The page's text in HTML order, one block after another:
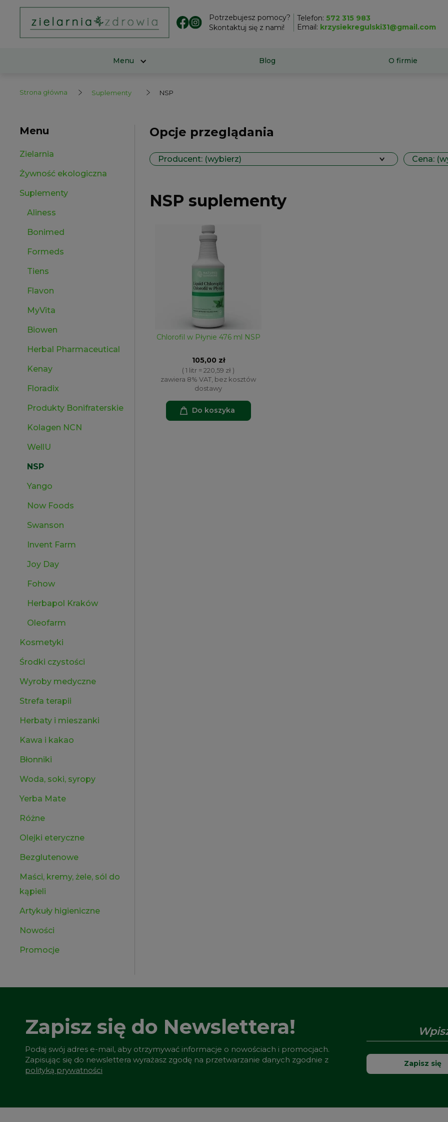
Potrzebujesz pomocy?
Skontaktuj się z nami!
Telefon: 572 315 983
Email: krzysiekregulski31@gmail.com
Menu Blog O firmie
Strona główna Suplementy NSP
Menu
Zielarnia
Żywność ekologiczna
Suplementy
Aliness
Bonimed
Formeds
Tiens
Flavon
MyVita
Biowen
Herbal Pharmaceutical
Kenay
Floradix
Produkty Bonifraterskie
Kolagen NCN
WellU
NSP
Yango
Now Foods
Swanson
Invent Farm
Joy Day
Fohow
Herbapol Kraków
Oleofarm
Kosmetyki
Środki czystości
Wyroby medyczne
Strefa terapii
Herbaty i mieszanki
Kawa i kakao
Błonniki
Woda, soki, syropy
Yerba Mate
Różne
Olejki eteryczne
Bezglutenowe
Maści, kremy, żele, sól do
kąpieli
Artykuły higieniczne
Nowości
Promocje
Opcje przeglądania
Producent: (wybierz) Cena:
NSP suplementy
Chlorofil w Płynie 476 ml NSP
105,00 zł
( 1 litr = 220,59 zł )
zawiera 8% VAT, bez kosztów
dostawy
Do koszyka
Zapisz się do Newslettera!
Podaj swój adres e-mail, aby otrzymywać informacje o nowościach i promocjach.
Zapisując się do newslettera wyrażasz zgodę na przetwarzanie danych zgodnie z
polityką prywatności
Zapisz się